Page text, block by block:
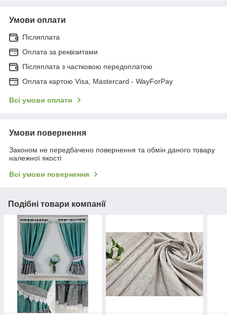
Умови оплати
Післяплата
Оплата за реквізитами
Післяплата з частковою передоплатою
Оплата картою Visa, Mastercard - WayForPay
Всі умови оплати
Умови повернення
Законом не передбачено повернення та обмін даного товару
належної якості
Всі умови повернення
Подібні товари компанії